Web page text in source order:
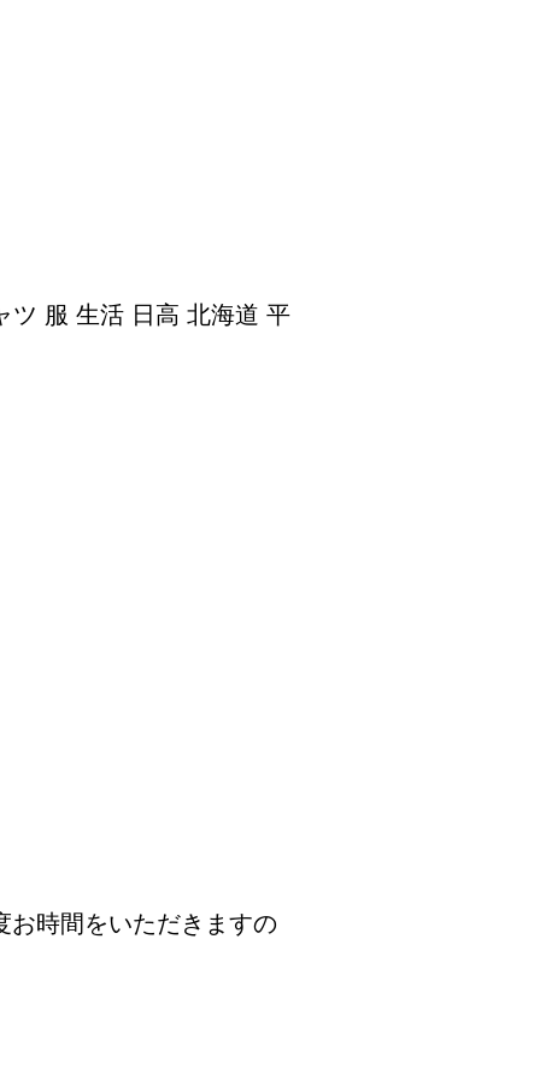
ツ 服 生活 日高 北海道 平
お時間をいただきますの